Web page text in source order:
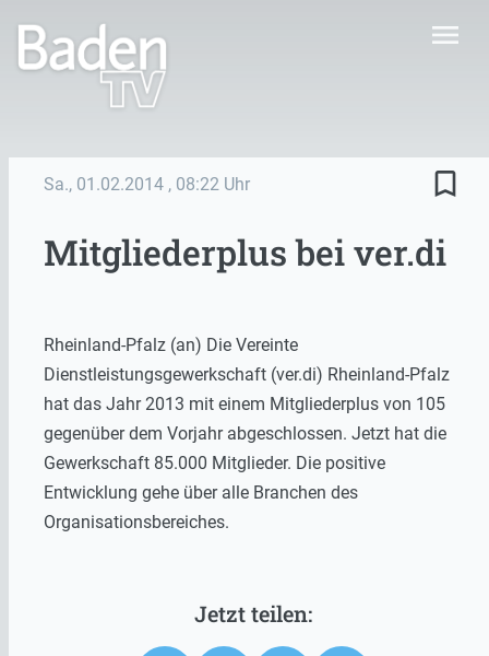
menu
Sa., 01.02.2014 , 08:22 Uhr bookmark_border
Mitgliederplus bei ver.di
Rheinland-Pfalz (an) Die Vereinte
Dienstleistungsgewerkschaft (ver.di) Rheinland-Pfalz
hat das Jahr 2013 mit einem Mitgliederplus von 105
gegenüber dem Vorjahr abgeschlossen. Jetzt hat die
Gewerkschaft 85.000 Mitglieder. Die positive
Entwicklung gehe über alle Branchen des
Organisationsbereiches.